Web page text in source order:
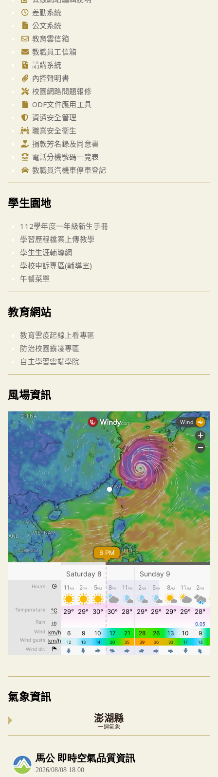
差勤系統
公文系統
教育雲信箱
教職員工信箱
請購系統
內控聲明書
校園網路問題報修
ODF文件應用工具
資通安全管理
職業安全衛生
捐款芳名錄及同意書
電話分機號碼一覽表
教職員汽機車停車登記
學生園地
112學年度一年級新生手冊
學習歷程檔案上傳教學
學生生涯輔導網
學校申訴專區(輔導室)
午餐菜單
教育網站
教育雲疫起線上看專區
防治校園霸凌專區
自主學習雲端學院
風場資訊
氣象資訊
澎湖縣
一週氣象
內嵌空氣品質小工具為視覺預覽，完整即時空